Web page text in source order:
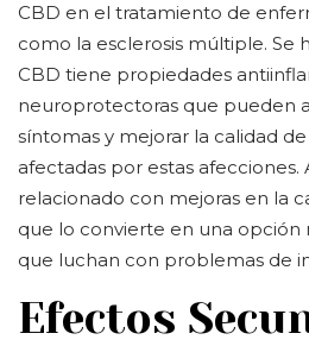
CBD en el tratamiento de
como la esclerosis múltiple. Se
CBD tiene propiedades
neuroprotectoras que pueden
síntomas y mejorar la calidad
afectadas por estas afecciones.
relacionado con mejoras en la
que lo convierte en una opción
que luchan con problemas de
Efectos